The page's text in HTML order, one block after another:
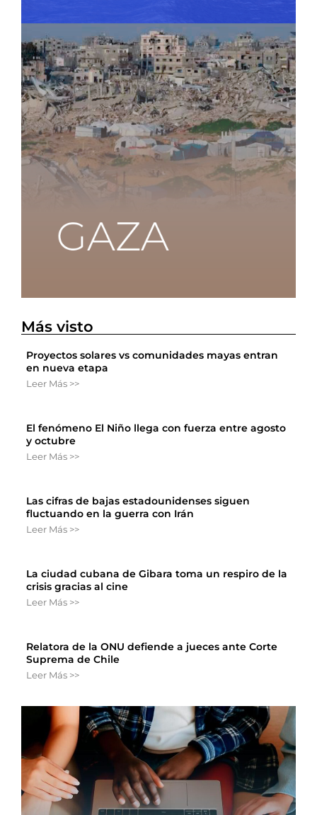
Más visto
Proyectos solares vs comunidades mayas entran
en nueva etapa
Leer Más >>
El fenómeno El Niño llega con fuerza entre agosto
y octubre
Leer Más >>
Las cifras de bajas estadounidenses siguen
fluctuando en la guerra con Irán
Leer Más >>
La ciudad cubana de Gibara toma un respiro de la
crisis gracias al cine
Leer Más >>
Relatora de la ONU defiende a jueces ante Corte
Suprema de Chile
Leer Más >>